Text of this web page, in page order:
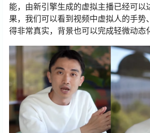
能，由新引擎生成的虚拟主播已经可以
果，我们可以看到视频中虚拟人的手势
得非常真实，背景也可以完成轻微动态